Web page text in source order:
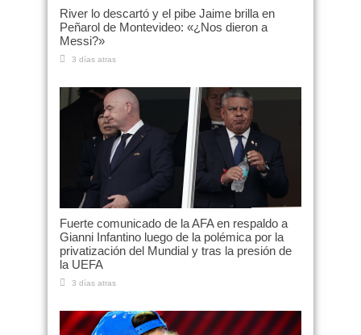
River lo descartó y el pibe Jaime brilla en
Peñarol de Montevideo: «¿Nos dieron a
Messi?»
3 días atras
Fuerte comunicado de la AFA en respaldo a
Gianni Infantino luego de la polémica por la
privatización del Mundial y tras la presión de
la UEFA
3 días atras